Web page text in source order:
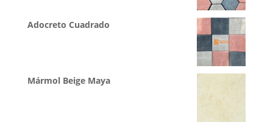
Adocreto Cuadrado
Mármol Beige Maya